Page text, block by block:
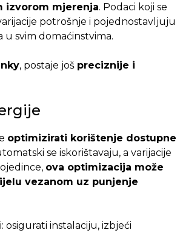
izvorom mjerenja. Podaci koji se
potrošnje i pojednostavljuju
u svim domaćinstvima.
, postaje još preciznije i
optimizirati korištenje dostupne
se iskorištavaju, a varijacije
ova optimizacija može
vezanom uz punjenje
osigurati instalaciju, izbjeći